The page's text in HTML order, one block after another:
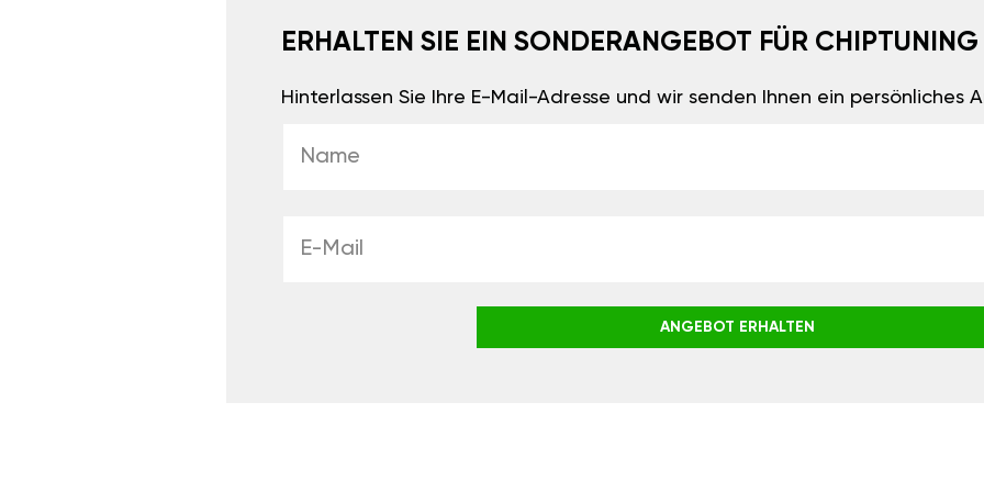
ERHALTEN SIE EIN SONDERANGEBOT FÜR CHIPTUNING
Hinterlassen Sie Ihre E-Mail-Adresse und wir senden Ihnen ein persönliches
ANGEBOT ERHALTEN